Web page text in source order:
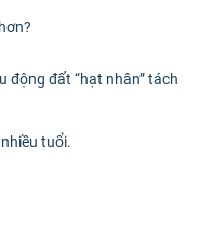
động đất “hạt nhân” tách
tuổi.